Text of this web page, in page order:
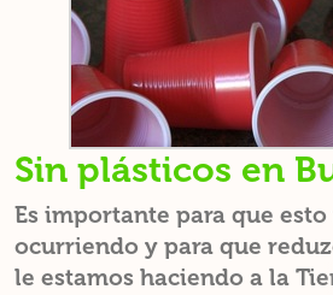
Sin plásticos en
Es importante para que
ocurriendo y para que
le estamos haciendo a la